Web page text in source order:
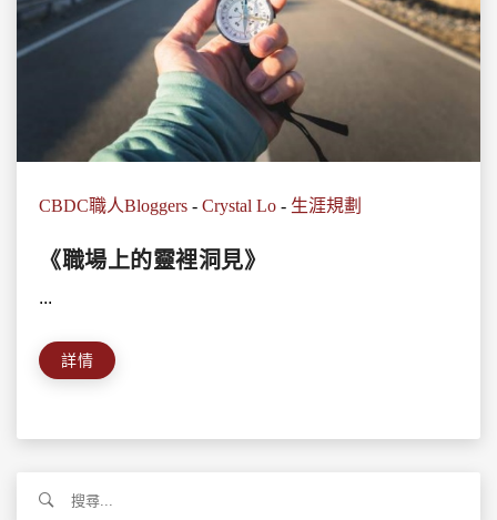
CBDC職人Bloggers - Crystal Lo - 生涯規劃
《職場上的靈裡洞見》
...
詳情